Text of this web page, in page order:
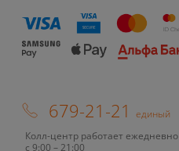
679-21-21
единый
Колл-центр работает ежедневно
с 9:00 – 21:00